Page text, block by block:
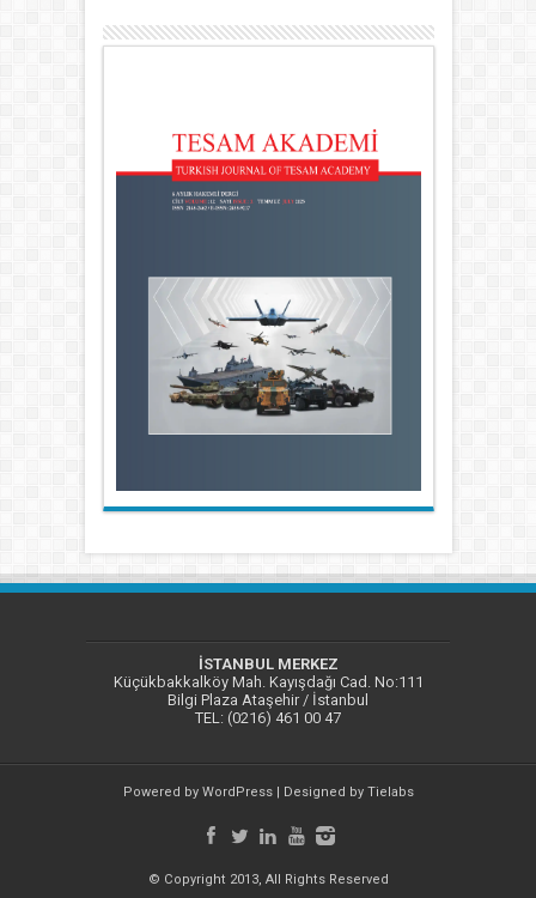
İSTANBUL MERKEZ
Küçükbakkalköy Mah. Kayışdağı Cad. No:111
Bilgi Plaza Ataşehir / İstanbul
TEL: (0216) 461 00 47
Powered by WordPress| Designed by Tielabs
© Copyright 2013, All Rights Reserved